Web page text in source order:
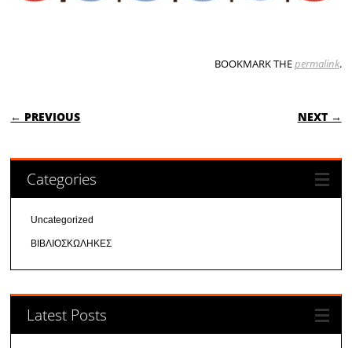
BOOKMARK THEpermalink.
POST NAVIGATION
← PREVIOUS NEXT →
Categories
Uncategorized
ΒΙΒΛΙΟΣΚΩΛΗΚΕΣ
Latest Posts